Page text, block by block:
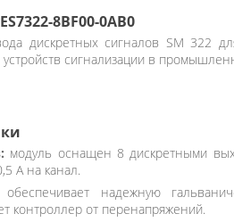
8ВF00-0АВ0
дискретных сигналов SM 322
сигнализации в
модуль оснащен 8 дискретными
А на канал.
обеспечивает надежную
контроллер от перенапряжений.